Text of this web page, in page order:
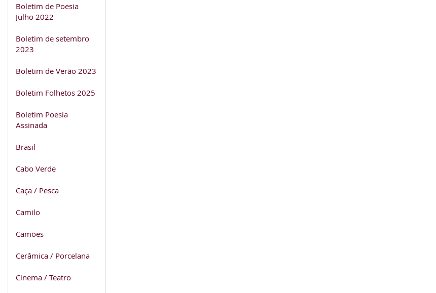
Boletim de Poesia
Julho 2022
Boletim de setembro
2023
Boletim de Verão 2023
Boletim Folhetos 2025
Boletim Poesia
Assinada
Brasil
Cabo Verde
Caça / Pesca
Camilo
Camões
Cerâmica / Porcelana
Cinema / Teatro